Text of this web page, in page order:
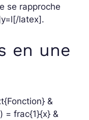
se rapproche
latex].
en une
&
= frac{1}{x} &